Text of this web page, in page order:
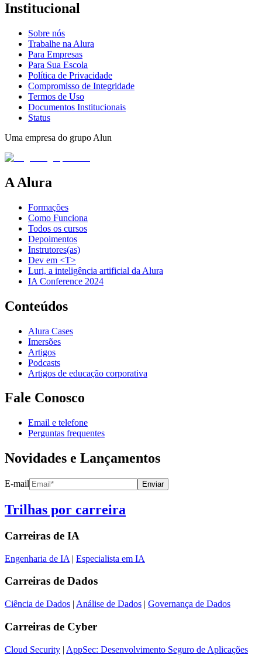
Institucional
Sobre nós
Trabalhe na Alura
Para Empresas
Para Sua Escola
Política de Privacidade
Compromisso de Integridade
Termos de Uso
Documentos Institucionais
Status
Uma empresa do grupo Alun
A Alura
Formações
Como Funciona
Todos os cursos
Depoimentos
Instrutores(as)
Dev em <T>
Luri, a inteligência artificial da Alura
IA Conference 2024
Conteúdos
Alura Cases
Imersões
Artigos
Podcasts
Artigos de educação corporativa
Fale Conosco
Email e telefone
Perguntas frequentes
Novidades e Lançamentos
E-mail Enviar
Trilhas por carreira
Carreiras de IA
Engenharia de IA | Especialista em IA
Carreiras de Dados
Ciência de Dados | Análise de Dados | Governança de Dados
Carreiras de Cyber
Cloud Security | AppSec: Desenvolvimento Seguro de Aplicações